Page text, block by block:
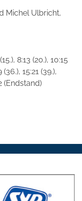
Michel Ulbricht,
8:13 (20.), 10:15
(36.), 15:21 (39.),
(Endstand)